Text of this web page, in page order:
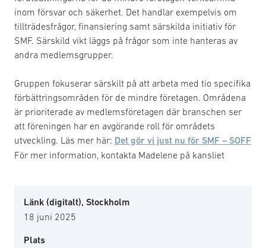
inom försvar och säkerhet. Det handlar exempelvis om
tillträdesfrågor, finansiering samt särskilda initiativ för
SMF. Särskild vikt läggs på frågor som inte hanteras av
andra medlemsgrupper.
Gruppen fokuserar särskilt på att arbeta med tio specifika
förbättringsområden för de mindre företagen. Områdena
är prioriterade av medlemsföretagen där branschen ser
att föreningen har en avgörande roll för områdets
utveckling. Läs mer här: Det gör vi just nu för SMF – SOFF
För mer information, kontakta Madelene på kansliet
Länk (digitalt), Stockholm
18 juni 2025
Plats